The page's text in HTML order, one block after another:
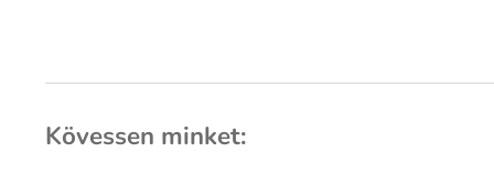
Kövessen minket: